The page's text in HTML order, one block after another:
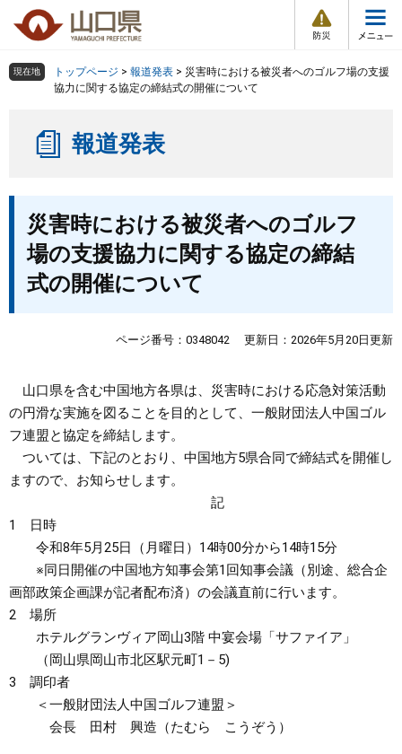
の
ー
情
メ
ュ
組織で探す
くらし・環境
健康・福祉
教育・文化・スポーツ
しごと・産業・観光
まちづくり
県政情報
検索の仕方 組織で探す
現在地 トップページ > 報道発表 > 災害時における被災者へのゴルフ場の支援
協力に関する協定の締結式の開催について
報道発表
災害時における被災者へのゴルフ
場の支援協力に関する協定の締結
式の開催について
ページ番号：0348042 更新日：2026年5月20日更新
山口県を含む中国地方各県は、災害時における応急対策活動
の円滑な実施を図ることを目的として、一般財団法人中国ゴル
フ連盟と協定を締結します。
ついては、下記のとおり、中国地方5県合同で締結式を開催し
ますので、お知らせします。
記
1 日時
令和8年5月25日（月曜日）14時00分から14時15分
※同日開催の中国地方知事会第1回知事会議（別途、総合企
画部政策企画課が記者配布済）の会議直前に行います。
2 場所
ホテルグランヴィア岡山3階 中宴会場「サファイア」
（岡山県岡山市北区駅元町1－5)
3 調印者
＜一般財団法人中国ゴルフ連盟＞
会長 田村 興造（たむら こうぞう）